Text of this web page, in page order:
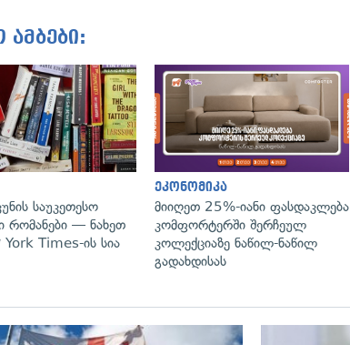
გადახედვა
საუკეთესო
— ნახეთ
Times-ის სია
ეკონომიკა
მიიღეთ 25%-იანი ფასდაკლება
კომფორტერში შერჩეულ
კოლექციაზე ნაწილ-ნაწილ
გადახდისას